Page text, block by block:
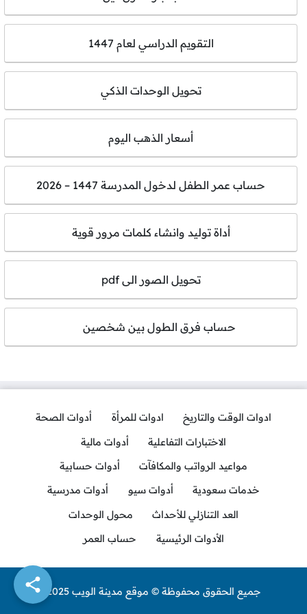
التقويم الدراسي لعام 1447
تحويل الوحدات الذكي
أسعار الذهب اليوم
حساب عمر الطفل لدخول المدرسة 1447 – 2026
أداة توليد وانشاء كلمات مرور قوية
تحويل الصور الى pdf
حساب فرق الطول بين شخصين
ادوات الوقت والتاريخ ادوات للمرأة
أدوات الصحة
الاختبارات التفاعلية
أدوات مالية
مواعيد الرواتب والمكافآت
أدوات حسابية
خدمات سعودية
أدوات سيو
أدوات مدرسية
العد التنازلي للأحداث
محول الوحدات
الأدوات الرئيسية
حساب العمر
جميع الحقوق محفوظة © موقع مدينة الويب 2025